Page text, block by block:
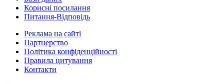
Корисні посилання
Питання-Відповідь
Реклама на сайтi
Партнерство
Політика конфіденційності
Правила цитування
Контакти